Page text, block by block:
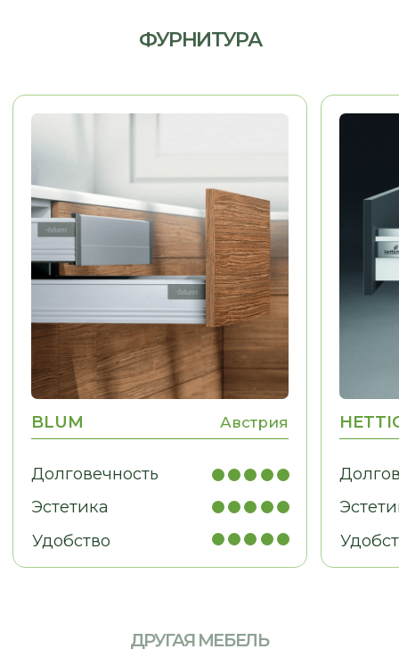
МЕБЕЛЬ ДЛЯ ДОМА
Гардеробные, гостиные,
детские, санузлы